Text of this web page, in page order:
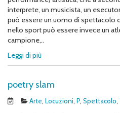
interprete, un musicista, un
può essere un uomo di spettacolo
nello sport può essere invece un
campione,..
Leggi di più
poetry slam
Arte, Locuzioni, P, Spettacolo,